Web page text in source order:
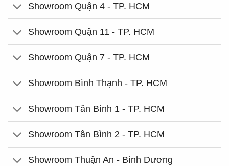
Showroom Quận 4 - TP. HCM
Showroom Quận 11 - TP. HCM
Showroom Quận 7 - TP. HCM
Showroom Bình Thạnh - TP. HCM
Showroom Tân Bình 1 - TP. HCM
Showroom Tân Bình 2 - TP. HCM
Showroom Thuận An - Bình Dương